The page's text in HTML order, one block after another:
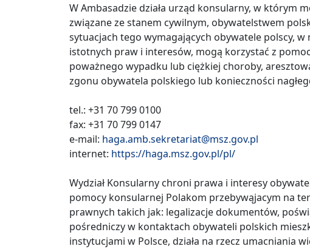
W Ambasadzie działa urząd konsularny, w którym
związane ze stanem cywilnym, obywatelstwem
sytuacjach tego wymagających obywatele polscy,
istotnych praw i interesów, mogą korzystać z
poważnego wypadku lub ciężkiej choroby,
zgonu obywatela polskiego lub konieczności
tel.: +31 70 799 0100
fax: +31 70 799 0147
e-mail: haga.amb.sekretariat@msz.gov.pl
internet: https://haga.msz.gov.pl/pl/
Wydział Konsularny chroni prawa i interesy
pomocy konsularnej Polakom przebywąjacym na
prawnych takich jak: legalizacje dokumentów,
pośredniczy w kontaktach obywateli polskich
instytucjami w Polsce, działa na rzecz umacniania